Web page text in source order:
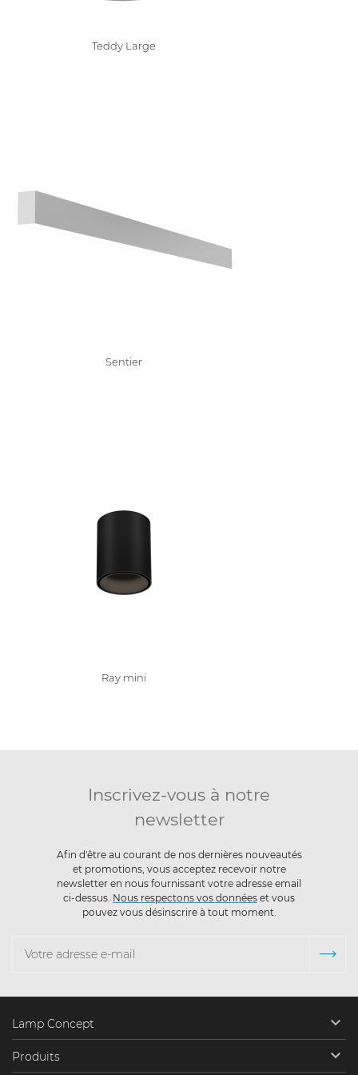
Teddy Large
Sentier
Ray mini
Inscrivez-vous à notre
newsletter
Afin d'être au courant de nos dernières nouveautés
et promotions, vous acceptez recevoir notre
newsletter en nous fournissant votre adresse email
ci-dessus. Nous respectons vos données et vous
pouvez vous désinscrire à tout moment.
Lamp Concept 
Produits 